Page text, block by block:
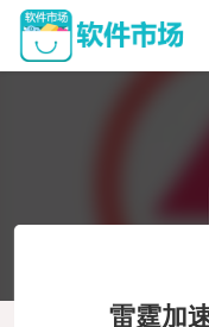
雷霆加